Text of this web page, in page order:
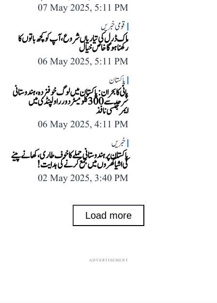
07 May 2025, 5:11 PM
قومی خبریں
ماک ڈرل کی تیاریاں شروع، آپ کو کچھ باتوں کا
رکھنا ہوگا خاص خیال
06 May 2025, 5:11 PM
پاکستان
پانی کا بحران: پاکستان میں لوگ خوفزدہ، ہندوستانی
سرحد سے 300 کلومیٹر دور راولپنڈی میں
ایمرجنسی نافذ
06 May 2025, 4:11 PM
خبریں
پاکستان پر ہندوستانی حملے کا خوف طاری، کھانے پینے
کی اشیا گھروں میں جمع کرنے کی ہدایت!
02 May 2025, 3:40 PM
Load more
ADVERTISEMENT